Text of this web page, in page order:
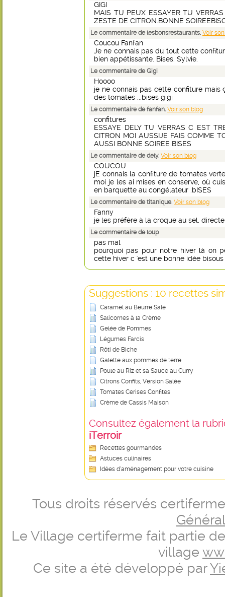
GIGI
MAIS TU PEUX ESSAYER TU
ZESTE DE CITRON.BONNE
Le commentaire de lesbonsrestaurants. Voir
Coucou Fanfan
Je ne connais pas du tout cette
bien appétissante. Bises. Sylvie.
Le commentaire de Gigi
Hoooo
je ne connais pas cette confiture
des tomates ...bises gigi
Le commentaire de fanfan. Voir son blog
confitures
ESSAYE DELY TU VERRAS C EST
CITRON MOI AUSSIJE FAIS COMME
AUSSI BONNE SOIREE BISES
Le commentaire de dely. Voir son blog
COUCOU
jE connais la confiture de tomates
moi je les ai mises en conserve, où
en barquette au congélateur .bISES
Le commentaire de titanique. Voir son blog
Fanny
je les préfère à la croque au sel,
Le commentaire de loup
pas mal
pourquoi pas pour notre hiver là on
cette hiver c 'est une bonne idée bisous
Suggestions : 10 recettes
Caramel au Beurre Salé
Salicornes à la Crème
Gelée de Pommes
Légumes Farcis
Rôti de Biche
Galette aux pommes de terre
Poule au Riz et sa Sauce au Curry
Citrons Confits, Version Salée
Tomates Cerises Confites
Crème de Cassis Maison
Consultez également la
iTerroir
Recettes gourmandes
Astuces culinaires
Idées d’aménagement pour votre cuisine
Tous droits réservés
Le Village certiferme fait partie
village
Ce site a été développé par